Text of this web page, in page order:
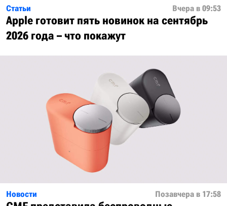
Статьи Вчера в 09:53
Apple готовит пять новинок на сентябрь
2026 года – что покажут
Новости Позавчера в 17:58